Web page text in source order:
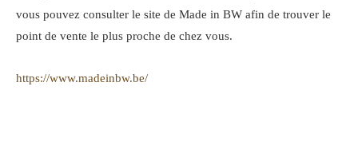
vous pouvez consulter le site de Made in BW afin de trouver le
point de vente le plus proche de chez vous.
https://www.madeinbw.be/